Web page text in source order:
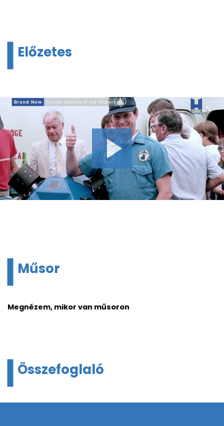
Előzetes
Műsor
Megnézem, mikor van műsoron
Összefoglaló